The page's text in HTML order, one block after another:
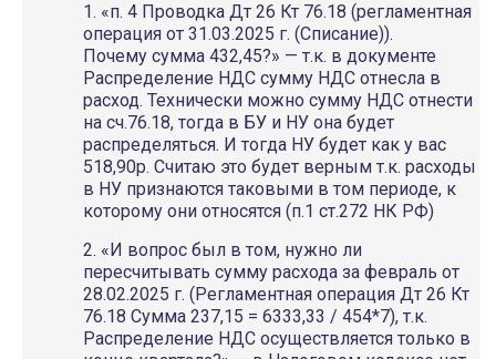
1. «п. 4 Проводка Дт 26 Кт 76.18 (регламентная
операция от 31.03.2025 г. (Списание)).
Почему сумма 432,45?» — т.к. в документе
Распределение НДС сумму НДС отнесла в
расход. Технически можно сумму НДС отнести
на сч.76.18, тогда в БУ и НУ она будет
распределяться. И тогда НУ будет как у вас
518,90р. Считаю это будет верным т.к. расходы
в НУ признаются таковыми в том периоде, к
которому они относятся (п.1 ст.272 НК РФ)
2. «И вопрос был в том, нужно ли
пересчитывать сумму расхода за февраль от
28.02.2025 г. (Регламентная операция Дт 26 Кт
76.18 Сумма 237,15 = 6333,33 / 454*7), т.к.
Распределение НДС осуществляется только в